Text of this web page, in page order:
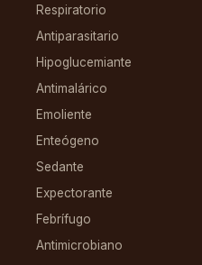
Respiratorio
Antiparasitario
Hipoglucemiante
Antimalárico
Emoliente
Enteógeno
Sedante
Expectorante
Febrífugo
Antimicrobiano